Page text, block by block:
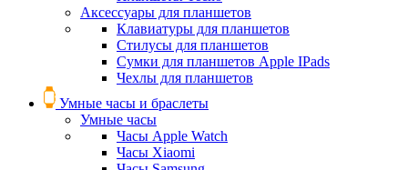
Аксессуары для планшетов
Клавиатуры для планшетов
Стилусы для планшетов
Сумки для планшетов Apple IPads
Чехлы для планшетов
Умные часы и браслеты
Умные часы
Часы Apple Watch
Часы Xiaomi